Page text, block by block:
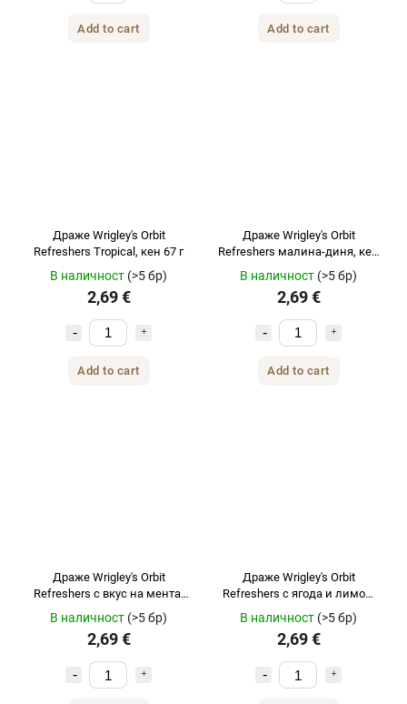
Add to cart Add to cart
Драже Wrigley's Orbit
Refreshers Tropical, кен 67 г
В наличност (>5 бр)
2,69 €
Add to cart
Драже Wrigley's Orbit
Refreshers малина-диня, кен
В наличност (>5 бр)
2,69 €
Add to cart
Драже Wrigley's Orbit
Refreshers с вкус на мента,
кенче 67 г
В наличност (>5 бр)
2,69 €
Драже Wrigley's Orbit
Refreshers с ягода и лимон,
кенче 67 г
В наличност (>5 бр)
2,69 €